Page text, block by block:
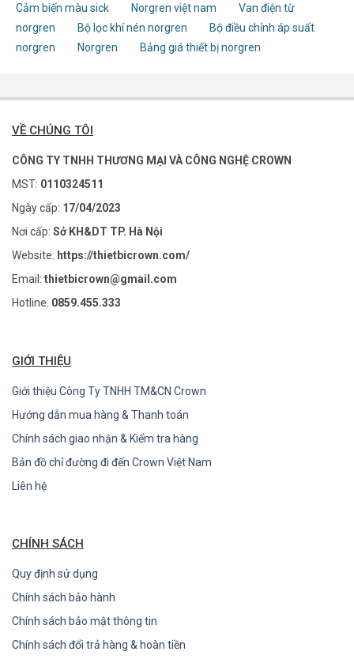
Cảm biến màu sick
Norgren việt nam
Van điện từ
norgren
Bộ lọc khí nén norgren
Bộ điều chỉnh áp suất
norgren
Norgren Bảng giá thiết bị norgren
VỀ CHÚNG TÔI
CÔNG TY TNHH THƯƠNG MẠI VÀ CÔNG NGHỆ CROWN
MST: 0110324511
Ngày cấp: 17/04/2023
Nơi cấp: Sở KH&DT TP. Hà Nội
Website: https://thietbicrown.com/
Email: thietbicrown@gmail.com
Hotline: 0859.455.333
GIỚI THIỆU
Giới thiệu Công Ty TNHH TM&CN Crown
Hướng dẫn mua hàng & Thanh toán
Chính sách giao nhận & Kiểm tra hàng
Bản đồ chỉ đường đi đến Crown Việt Nam
Liên hệ
CHÍNH SÁCH
Quy định sử dụng
Chính sách bảo hành
Chính sách bảo mật thông tin
Chính sách đổi trả hàng & hoàn tiền